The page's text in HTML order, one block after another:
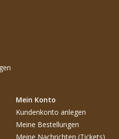
Mein Konto
Kundenkonto anlegen
Meine Bestellungen
Meine Nachrichten (Tickets)